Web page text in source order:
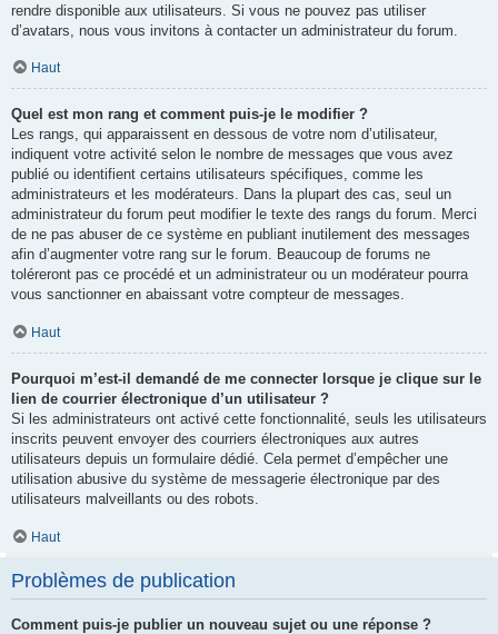
rendre disponible aux utilisateurs. Si vous ne pouvez pas utiliser
d’avatars, nous vous invitons à contacter un administrateur du forum.
Haut
Quel est mon rang et comment puis-je le modifier ?
Les rangs, qui apparaissent en dessous de votre nom d’utilisateur,
indiquent votre activité selon le nombre de messages que vous avez
publié ou identifient certains utilisateurs spécifiques, comme les
administrateurs et les modérateurs. Dans la plupart des cas, seul un
administrateur du forum peut modifier le texte des rangs du forum. Merci
de ne pas abuser de ce système en publiant inutilement des messages
afin d’augmenter votre rang sur le forum. Beaucoup de forums ne
toléreront pas ce procédé et un administrateur ou un modérateur pourra
vous sanctionner en abaissant votre compteur de messages.
Haut
Pourquoi m’est-il demandé de me connecter lorsque je clique sur le
lien de courrier électronique d’un utilisateur ?
Si les administrateurs ont activé cette fonctionnalité, seuls les utilisateurs
inscrits peuvent envoyer des courriers électroniques aux autres
utilisateurs depuis un formulaire dédié. Cela permet d’empêcher une
utilisation abusive du système de messagerie électronique par des
utilisateurs malveillants ou des robots.
Haut
Problèmes de publication
Comment puis-je publier un nouveau sujet ou une réponse ?